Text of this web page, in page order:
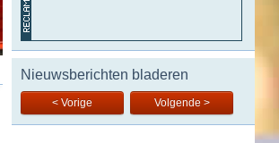
Nieuwsberichten bladeren
< Vorige Volgende >